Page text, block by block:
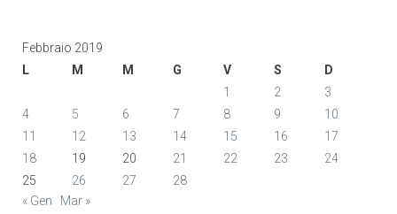
Febbraio 2019
L
M M G V S
D
1
2
3
4
5 6 7 8 9
10
11
12 13 14 15 16
17
18
19 20 21 22 23
24
25
26 27
28
« Gen
Mar »